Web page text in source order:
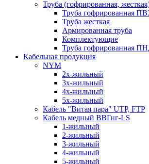
Труба (гофрированная,
Труба гофрированная
Труба жесткая
Армированная труба
Комплектующие
Труба гофрированная
Кабельная продукция
NYM
2х-жильный
3х-жильный
4х-жильный
5х-жильный
Кабель "Витая пара" UTP, FTP
Кабель медный ВВГнг-LS
1-жильный
2-жильный
3-жильный
4-жильный
5-жильный